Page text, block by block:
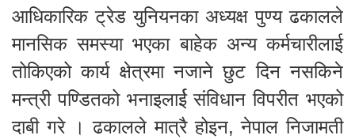
आधिकारिक ट्रेड युनियनका अध्यक्ष पुण्य ढकालले
मानसिक समस्या भएका बाहेक अन्य कर्मचारीलाई
तोकिएको कार्य क्षेत्रमा नजाने छुट दिन नसकिने
मन्त्री पण्डितको भनाइलार्ई संविधान विपरीत भएको
दाबी गरे । ढकालले मात्रै होइन, नेपाल निजामती